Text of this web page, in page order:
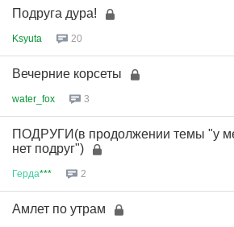
Подруга дура!
Ksyuta 20
Вечерние корсеты
water_fox 3
ПОДРУГИ(в продолжении темы "у
нет подруг")
Герда*** 2
Амлет по утрам